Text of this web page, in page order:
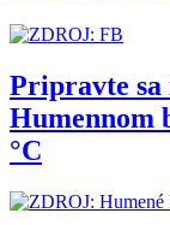
Pripravte
Humennom
°C